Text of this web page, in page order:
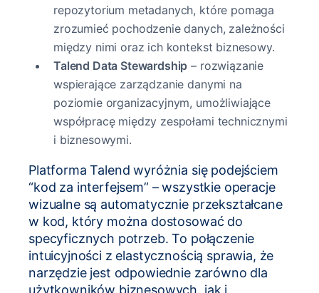
repozytorium metadanych, które pomaga
zrozumieć pochodzenie danych, zależności
między nimi oraz ich kontekst biznesowy.
Talend Data Stewardship – rozwiązanie
wspierające zarządzanie danymi na
poziomie organizacyjnym, umożliwiające
współpracę między zespołami technicznymi
i biznesowymi.
Platforma Talend wyróżnia się podejściem
“kod za interfejsem” – wszystkie operacje
wizualne są automatycznie przekształcane
w kod, który można dostosować do
specyficznych potrzeb. To połączenie
intuicyjności z elastycznością sprawia, że
narzędzie jest odpowiednie zarówno dla
użytkowników biznesowych, jak i